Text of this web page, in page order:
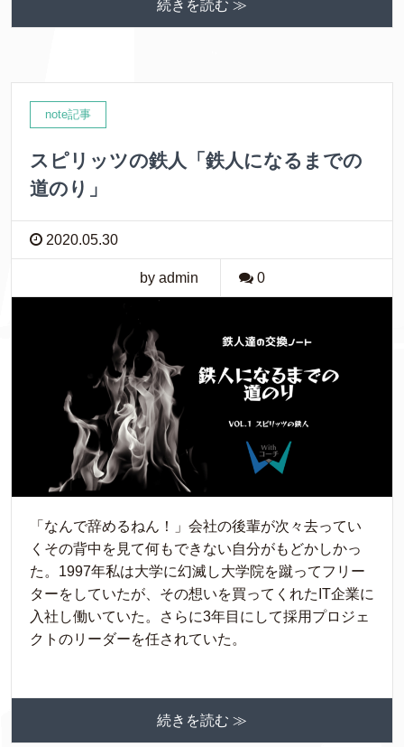
続きを読む ≫
note記事
スピリッツの鉄人「鉄人になるまでの
道のり」
2020.05.30
by admin 0
「なんで辞めるねん！」会社の後輩が次々去ってい
くその背中を見て何もできない自分がもどかしかっ
た。1997年私は大学に幻滅し大学院を蹴ってフリー
ターをしていたが、その想いを買ってくれたIT企業に
入社し働いていた。さらに3年目にして採用プロジェ
クトのリーダーを任されていた。
続きを読む ≫